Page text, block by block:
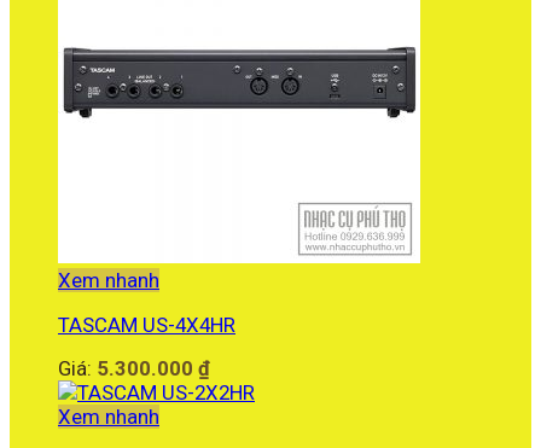
Xem nhanh
TASCAM US-4X4HR
Giá: 5.300.000 ₫
Xem nhanh